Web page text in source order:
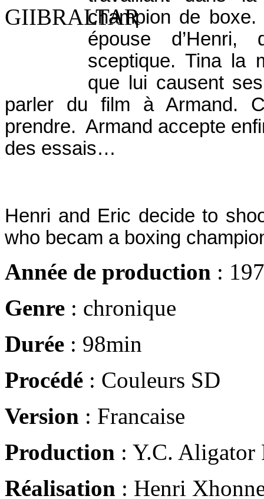
champion de
épouse d’Henri,
sceptique. Tina la
que lui causent
parler du film à Armand.
prendre. Armand accepte
des essais…
Henri and Eric decide to
who becam a boxing
Année de production :
Genre : chronique
Durée : 98min
Procédé : Couleurs SD
Version : Francaise
Production : Y.C. Aligator
Réalisation : Henri